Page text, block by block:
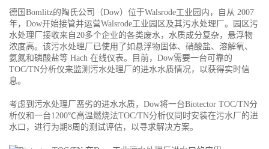
德国Bomlitz的陶氏公司（Dow）位于Walsrode工业园内，自从 2007
年，Dow开始接管并运营Walsrode工业园区及其污水处理厂。园区污
水处理厂接收来自20多个企业的各类废水，水质成分复杂，悬浮物
浓度高。该污水处理厂已使用了如悬浮物固体、硝酸盐、溶解氧、
氨氮和磷酸盐等 Hach 在线仪表。目前，Dow需要一台可靠的
TOC/TN分析仪来监测污水处理厂的进水水质情况，以获得实时信
息。
考虑到污水处理厂恶劣的进水水质，Dow将一台Biotector TOC/TN分
析仪和一台1200℃高温燃烧法TOC/TN分析仪同时安装在污水厂的进
水口，进行为期8周的测试评估，以寻求解决方案。